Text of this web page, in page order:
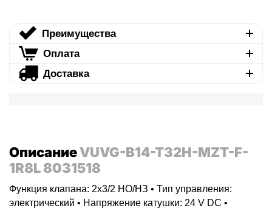
Преимущества
Оплата
Доставка
ОписаниеVUVG-B14-T32H-MZT-F-
1R8L 8031518
Функция клапана: 2x3/2 НO/НЗ • Тип управления:
электрический • Напряжение катушки: 24 V DC •